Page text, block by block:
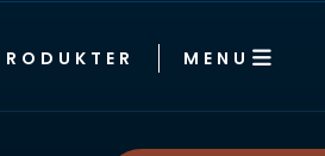
MENU